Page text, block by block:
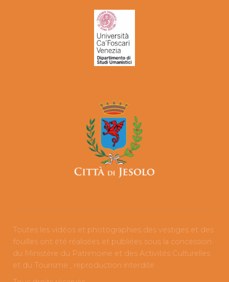
Toutes les vidéos et photographies des vestiges et des
fouilles ont été réalisées et publiées sous la concession
du Ministère du Patrimoine et des Activités Culturelles
et du Tourisme ; reproduction interdite.